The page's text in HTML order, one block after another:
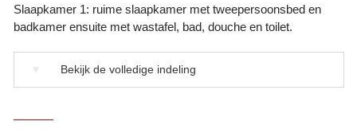
Slaapkamer 1: ruime slaapkamer met tweepersoonsbed en
badkamer ensuite met wastafel, bad, douche en toilet.
Bekijk de volledige indeling